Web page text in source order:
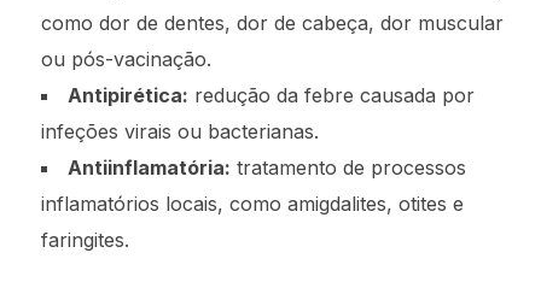
como dor de dentes, dor de cabeça, dor muscular
ou pós-vacinação.
Antipirética: redução da febre causada por
infeções virais ou bacterianas.
Antiinflamatória: tratamento de processos
inflamatórios locais, como amigdalites, otites e
faringites.